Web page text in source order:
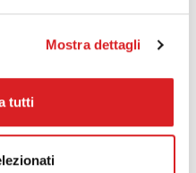
Mostra dettagli
tutti
PIÙ
Boxe